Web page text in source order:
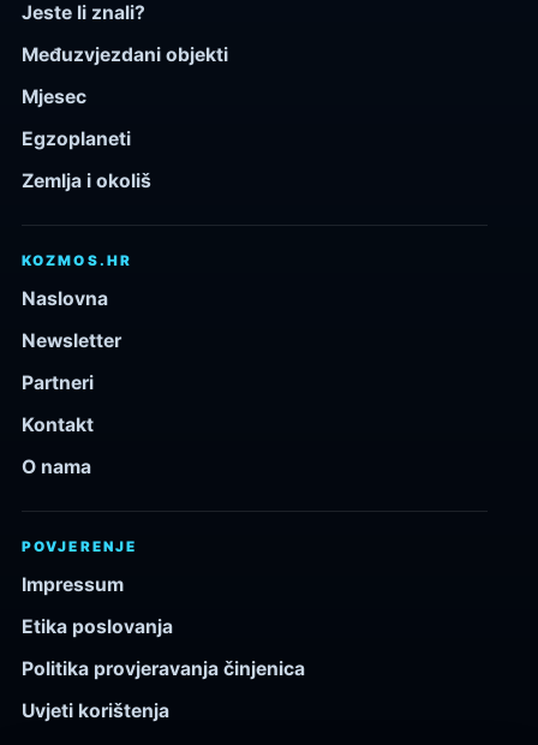
Jeste li znali?
Međuzvjezdani objekti
Mjesec
Egzoplaneti
Zemlja i okoliš
KOZMOS.HR
Naslovna
Newsletter
Partneri
Kontakt
O nama
POVJERENJE
Impressum
Etika poslovanja
Politika provjeravanja činjenica
Uvjeti korištenja